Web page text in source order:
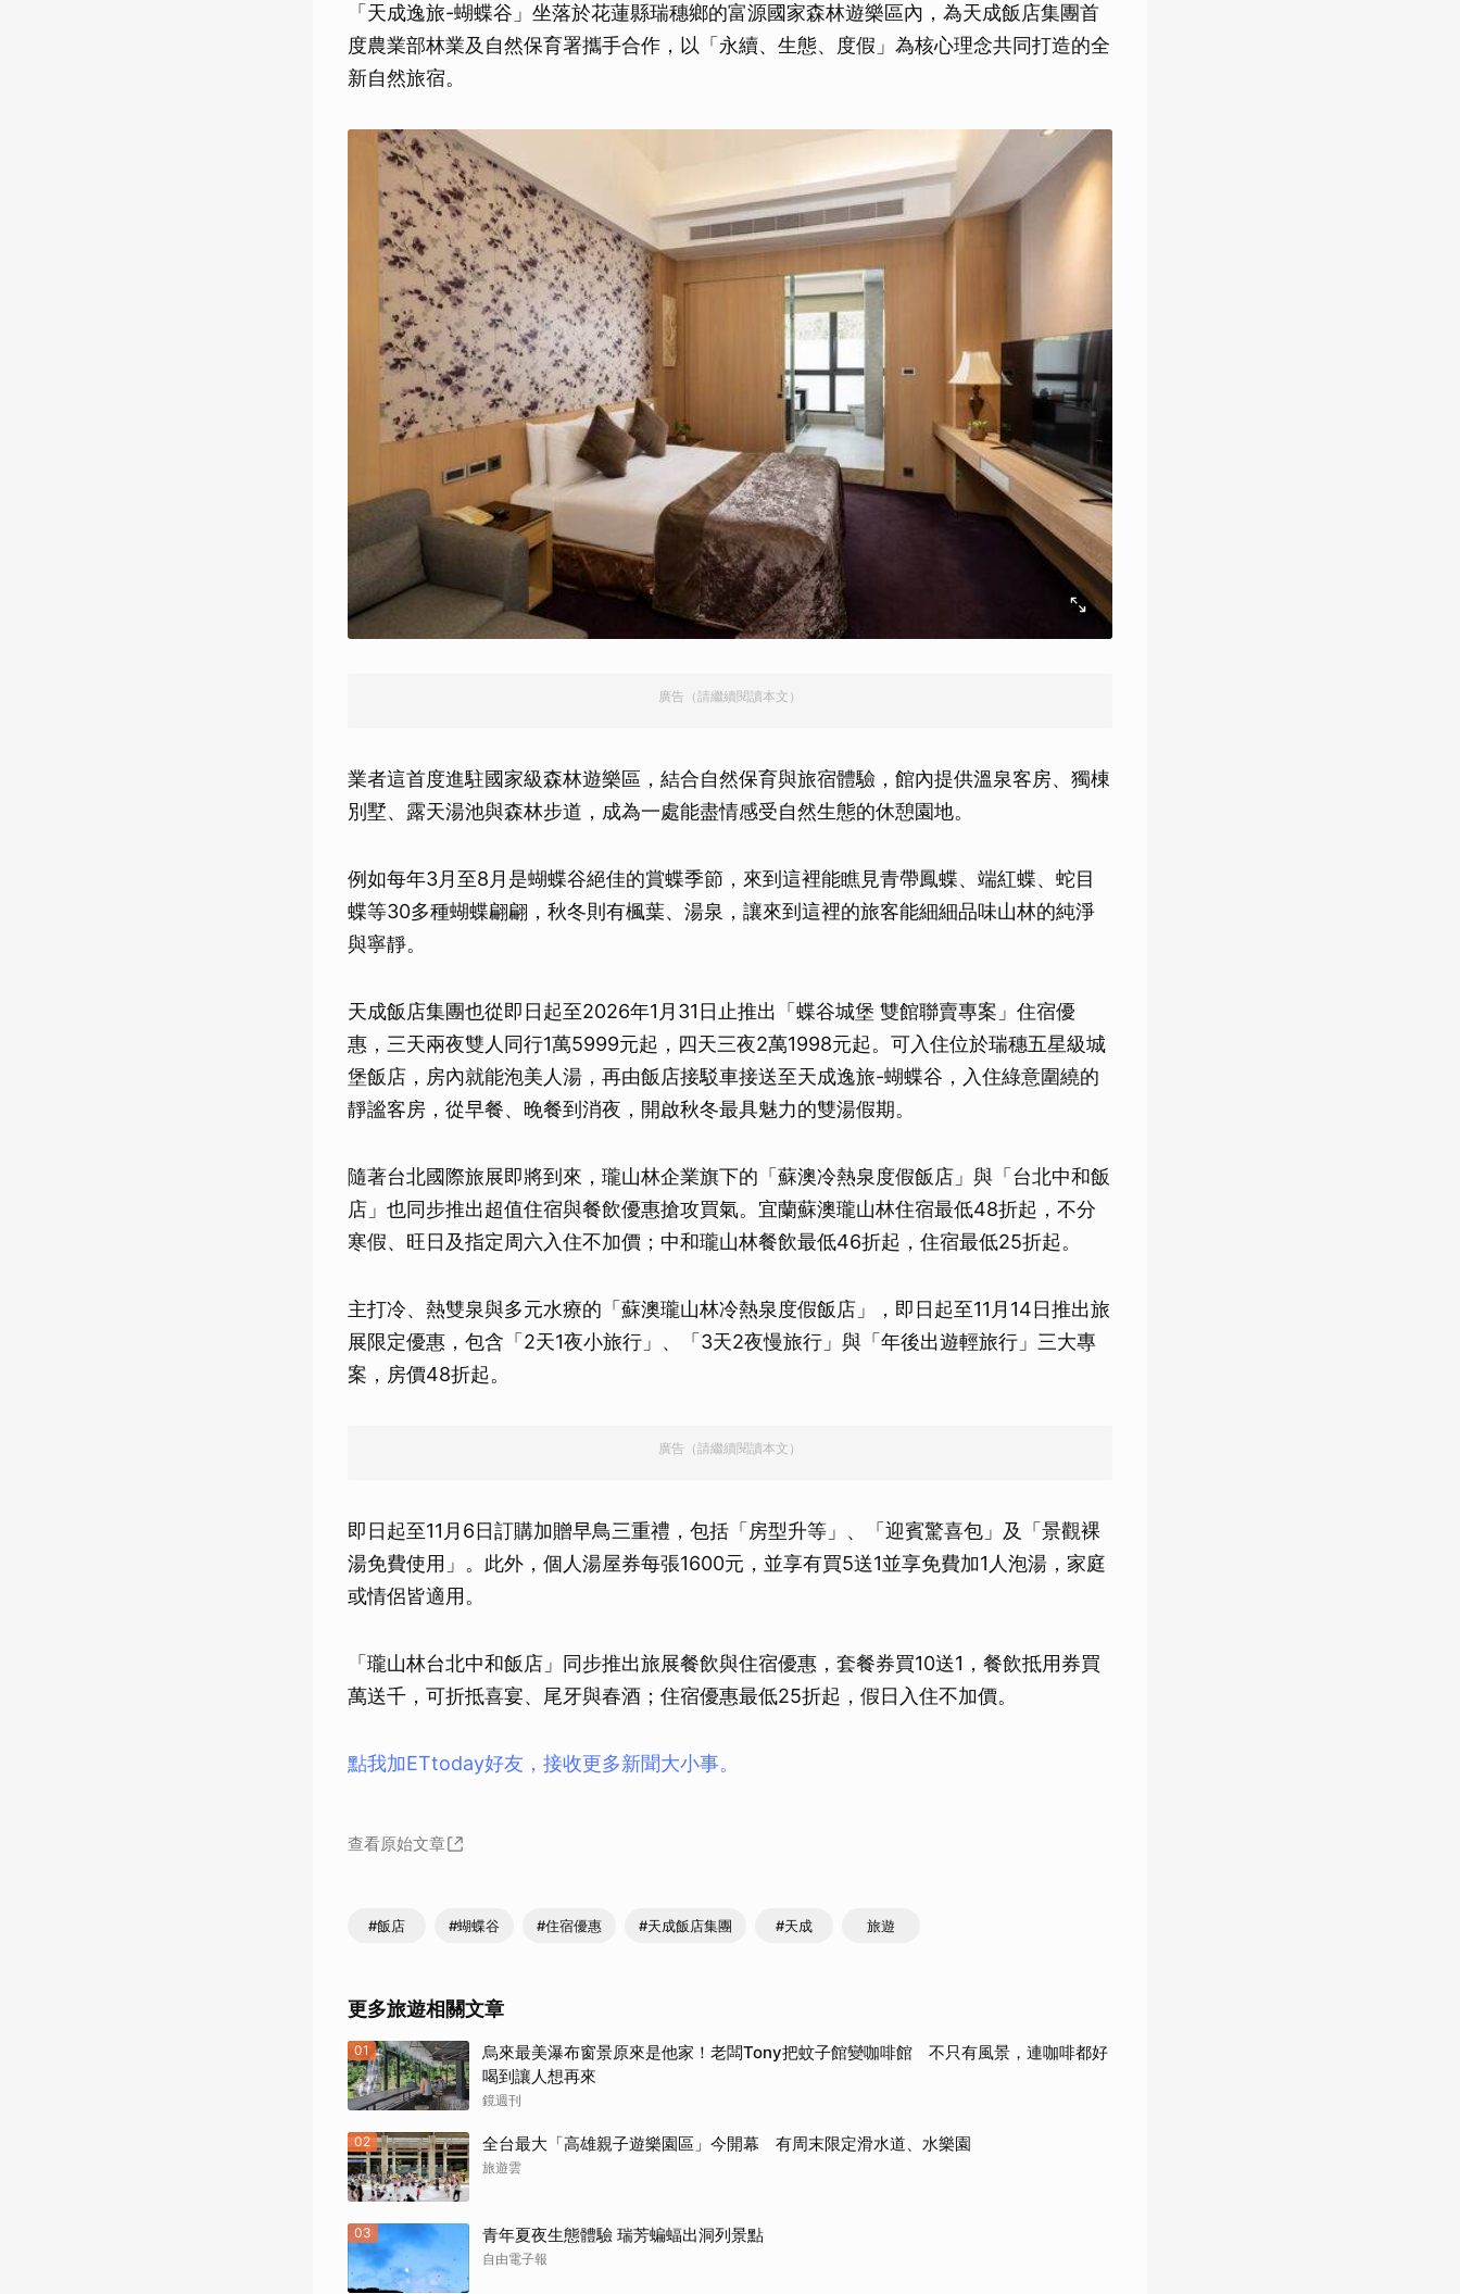
「天成逸旅-蝴蝶谷」坐落於花蓮縣瑞穗鄉的富源國家森林遊樂區內，為天成飯店集團首
度農業部林業及自然保育署攜手合作，以「永續、生態、度假」為核心理念共同打造的全
新自然旅宿。
廣告（請繼續閱讀本文）
業者這首度進駐國家級森林遊樂區，結合自然保育與旅宿體驗，館內提供溫泉客房、獨棟
別墅、露天湯池與森林步道，成為一處能盡情感受自然生態的休憩園地。
例如每年3月至8月是蝴蝶谷絕佳的賞蝶季節，來到這裡能瞧見青帶鳳蝶、端紅蝶、蛇目
蝶等30多種蝴蝶翩翩，秋冬則有楓葉、湯泉，讓來到這裡的旅客能細細品味山林的純淨
與寧靜。
天成飯店集團也從即日起至2026年1月31日止推出「蝶谷城堡 雙館聯賣專案」住宿優
惠，三天兩夜雙人同行1萬5999元起，四天三夜2萬1998元起。可入住位於瑞穗五星級城
堡飯店，房內就能泡美人湯，再由飯店接駁車接送至天成逸旅-蝴蝶谷，入住綠意圍繞的
靜謐客房，從早餐、晚餐到消夜，開啟秋冬最具魅力的雙湯假期。
隨著台北國際旅展即將到來，瓏山林企業旗下的「蘇澳冷熱泉度假飯店」與「台北中和飯
店」也同步推出超值住宿與餐飲優惠搶攻買氣。宜蘭蘇澳瓏山林住宿最低48折起，不分
寒假、旺日及指定周六入住不加價；中和瓏山林餐飲最低46折起，住宿最低25折起。
主打冷、熱雙泉與多元水療的「蘇澳瓏山林冷熱泉度假飯店」，即日起至11月14日推出旅
展限定優惠，包含「2天1夜小旅行」、「3天2夜慢旅行」與「年後出遊輕旅行」三大專
案，房價48折起。
廣告（請繼續閱讀本文）
即日起至11月6日訂購加贈早鳥三重禮，包括「房型升等」、「迎賓驚喜包」及「景觀裸
湯免費使用」。此外，個人湯屋券每張1600元，並享有買5送1並享免費加1人泡湯，家庭
或情侶皆適用。
「瓏山林台北中和飯店」同步推出旅展餐飲與住宿優惠，套餐券買10送1，餐飲抵用券買
萬送千，可折抵喜宴、尾牙與春酒；住宿優惠最低25折起，假日入住不加價。
點我加ETtoday好友，接收更多新聞大小事。
查看原始文章
#飯店 #蝴蝶谷 #住宿優惠 #天成飯店集團 #天成 旅遊
更多旅遊相關文章
01
烏來最美瀑布窗景原來是他家！老闆Tony把蚊子館變咖啡館 不只有風景，連咖啡都好
喝到讓人想再來
鏡週刊
02 全台最大「高雄親子遊樂園區」今開幕 有周末限定滑水道、水樂園
旅遊雲
03 青年夏夜生態體驗 瑞芳蝙蝠出洞列景點
自由電子報
取消